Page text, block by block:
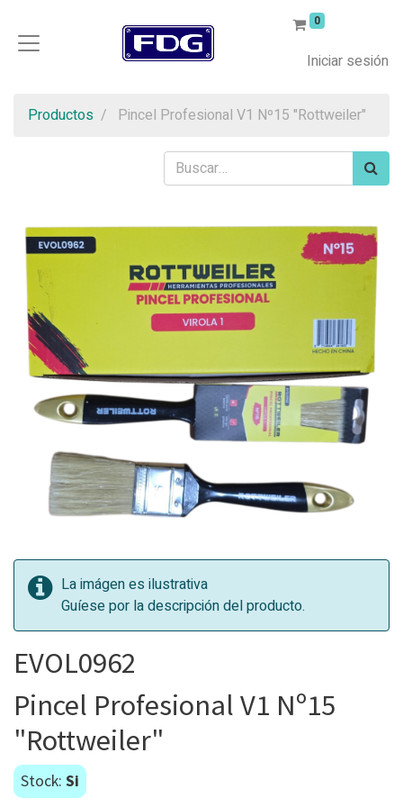
0
Iniciar sesión
Productos Pincel Profesional V1 Nº15 "Rottweiler"
La imágen es ilustrativa
Guíese por la descripción del producto.
EVOL0962
Pincel Profesional V1 Nº15
"Rottweiler"
Stock: Si